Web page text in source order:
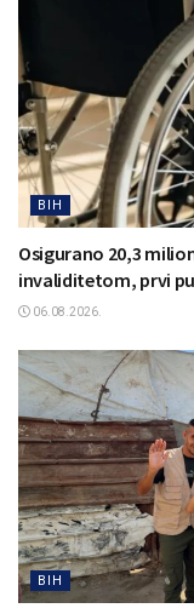
BIH
Osigurano 20,3
invaliditetom, prvi
06.08.2026.
BIH